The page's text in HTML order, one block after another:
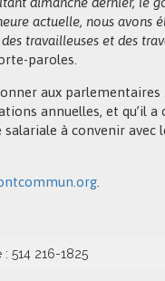
actuelle, nous avons
travailleuses et des
paroles.
aux
annuelles, et qu’il
salariale à convenir
.
514 216-1825